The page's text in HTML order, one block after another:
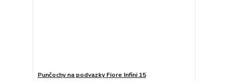
Punčochy na podvazky Fiore Infini 15